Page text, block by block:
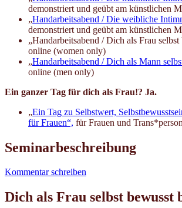
demonstriert und geübt am künstlichen
„Handarbeitsabend / Die weibliche
demonstriert und geübt am künstlichen
„Handarbeitsabend / Dich als Frau selbst
online (women only)
„Handarbeitsabend / Dich als Mann
online (men only)
Ein ganzer Tag für dich als Frau!? Ja.
„Ein Tag zu Selbstwert,
für Frauen“, für Frauen und
Seminarbeschreibung
Kommentar schreiben
Dich als Frau selbst bewusst